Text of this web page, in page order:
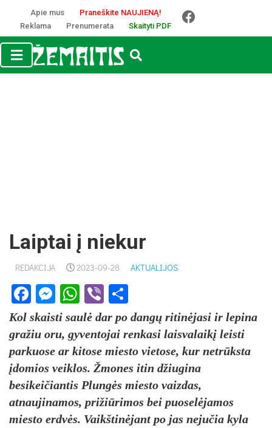
Apie mus
Praneškite NAUJIENĄ!
Reklama
Prenumerata Skaityti PDF
Laiptai į niekur
REDAKCIJA 2023-09-28 AKTUALIJOS
Facebook
Messenger
WhatsApp
Viber
Kol skaisti saulė dar po dangų ritinėjasi ir lepina
gražiu oru, gyventojai renkasi laisvalaikį leisti
parkuose ar kitose miesto vietose, kur netrūksta
įdomios veiklos. Žmones itin džiugina
besikeičiantis Plungės miesto vaizdas,
atnaujinamos, prižiūrimos bei puoselėjamos
miesto erdvės. Vaikštinėjant po jas nejučia kyla